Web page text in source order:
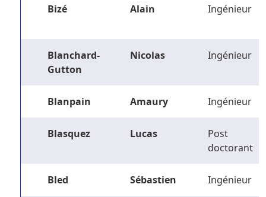
Bizé Alain Ingénieur
Blanchard-
Gutton
Nicolas Ingénieur
Blanpain Amaury Ingénieur
Blasquez Lucas
Post
doctorant
Bled Sébastien Ingénieur